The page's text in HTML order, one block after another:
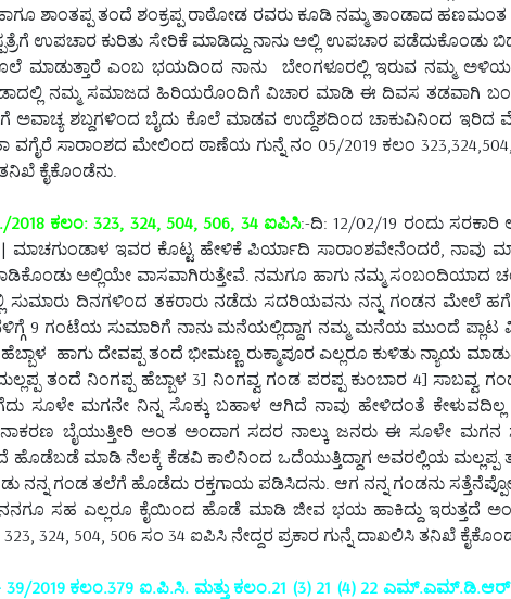
ಶಾಂತಪ್ಪ ತಂದೆ ಶಂಕ್ರಪ್ಪ ರಾಠೋಡ ರವರು ಕೂಡಿ ನಮ್ಮ ತಾಂಡಾದ ಹಣಮಂತ
ಉಪಚಾರ ಕುರಿತು ಸೇರಿಕೆ ಮಾಡಿದ್ದು ನಾನು ಅಲ್ಲಿ ಉಪಚಾರ
ಮಾಡುತ್ತಾರೆ ಎಂಬ ಭಯದಿಂದ ನಾನು ಬೇಂಗಳೂರಲ್ಲಿ ಇರುವ ನಮ್ಮ
ನಮ್ಮ ಸಮಾಜದ ಹಿರಿಯರೊಂದಿಗೆ ವಿಚಾರ ಮಾಡಿ ಈ ದಿವಸ ತಡವಾಗಿ
ಅವಾಚ್ಯ ಶಬ್ದಗಳಿಂದ ಬೈದು ಕೊಲೆ ಮಾಡವ ಉದ್ದೆಶದಿಂದ ಚಾಕುವಿನಿಂದ
ವಗೈರೆ ಸಾರಾಂಶದ ಮೇಲಿಂದ ಠಾಣೆಯ ಗುನ್ನೆ ನಂ 05/2019 ಕಲಂ
ಕೈಕೊಂಡೆನು.
ಕಲಂ: 323, 324, 504, 506, 34 ಐಪಿಸಿ:-ದಿ: 12/02/19 ರಂದು ಸರಕಾರಿ
ಮಾಚಗುಂಡಾಳ ಇವರ ಕೊಟ್ಟ ಹೇಳಿಕೆ ಪಿರ್ಯಾದಿ ಸಾರಾಂಶವೇನೆಂದರೆ, ನಾವು
ಅಲ್ಲಿಯೇ ವಾಸವಾಗಿರುತ್ತೇವೆ. ನಮಗೂ ಹಾಗು ನಮ್ಮ ಸಂಬಂದಿಯಾದ
ದಿನಗಳಿಂದ ತಕರಾರು ನಡೆದು ಸದರಿಯವನು ನನ್ನ ಗಂಡನ ಮೇಲೆ ಹಗೆತನ
9 ಗಂಟೆಯ ಸುಮಾರಿಗೆ ನಾನು ಮನೆಯಲ್ಲಿದ್ದಾಗ ನಮ್ಮ ಮನೆಯ ಮುಂದೆ ಪ್ಲಾಟ
ಹಾಗು ದೇವಪ್ಪ ತಂದೆ ಭೀಮಣ್ಣ ರುಕ್ಮಾಪೂರ ಎಲ್ಲರೂ ಕುಳಿತು ನ್ಯಾಯ
ತಂದೆ ನಿಂಗಪ್ಪ ಹೆಬ್ಬಾಳ 3] ನಿಂಗವ್ವ ಗಂಡ ಪರಪ್ಪ ಕುಂಬಾರ 4] ಸಾಬವ್ವ
ಸೂಳೇ ಮಗನೇ ನಿನ್ನ ಸೊಕ್ಕು ಬಹಾಳ ಆಗಿದೆ ನಾವು ಹೇಳಿದಂತೆ
ಬೈಯುತ್ತೀರಿ ಅಂತ ಅಂದಾಗ ಸದರ ನಾಲ್ಕು ಜನರು ಈ ಸೂಳೇ
ಹೊಡೆಬಡೆ ಮಾಡಿ ನೆಲಕ್ಕೆ ಕೆಡವಿ ಕಾಲಿನಿಂದ ಒದೆಯುತ್ತಿದ್ದಾಗ ಅವರಲ್ಲಿಯ ಮಲ್ಲಪ್ಪ
ನನ್ನ ಗಂಡ ತಲೆಗೆ ಹೊಡೆದು ರಕ್ತಗಾಯ ಪಡಿಸಿದನು. ಆಗ ನನ್ನ ಗಂಡನು
ಸಹ ಎಲ್ಲರೂ ಕೈಯಿಂದ ಹೊಡೆ ಮಾಡಿ ಜೀವ ಭಯ ಹಾಕಿದ್ದು ಇರುತ್ತದೆ
324, 504, 506 ಸಂ 34 ಐಪಿಸಿ ನೇದ್ದರ ಪ್ರಕಾರ ಗುನ್ನೆ ದಾಖಲಿಸಿ ತನಿಖೆ
2019 ಕಲಂ.379 ಐ.ಪಿ.ಸಿ. ಮತ್ತು ಕಲಂ.21 (3) 21 (4) 22